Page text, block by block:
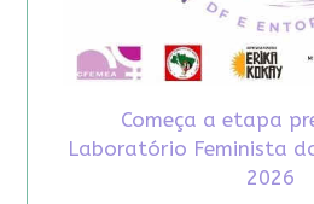
Começa a etapa
Laboratório Feminista
2026